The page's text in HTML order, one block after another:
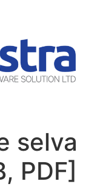
selva
PDF]